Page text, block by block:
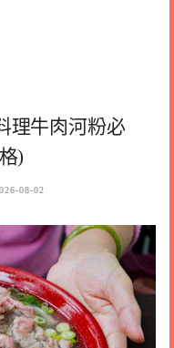
理牛肉河粉必
)
08-02